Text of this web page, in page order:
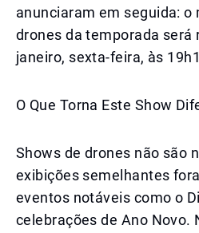
anunciaram em seguida: o
drones da temporada será
janeiro, sexta-feira, às
O Que Torna Este Show
Shows de drones não são
exibições semelhantes
eventos notáveis como o
celebrações de Ano Novo.